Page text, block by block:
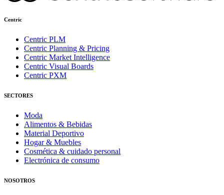
Centric
Centric PLM
Centric Planning & Pricing
Centric Market Intelligence
Centric Visual Boards
Centric PXM
SECTORES
Moda
Alimentos & Bebidas
Material Deportivo
Hogar & Muebles
Cosmética & cuidado personal
Electrónica de consumo
NOSOTROS